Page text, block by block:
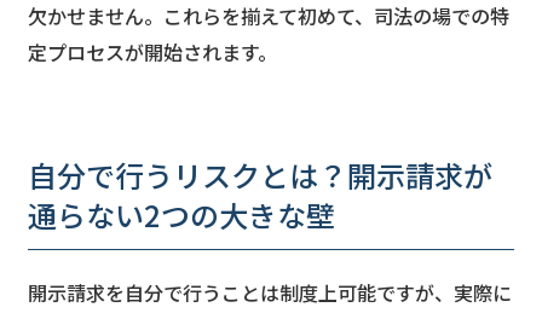
欠かせません。これらを揃えて初めて、司法の場での特
定プロセスが開始されます。
自分で行うリスクとは？開示請求が
通らない2つの大きな壁
開示請求を自分で行うことは制度上可能ですが、実際に